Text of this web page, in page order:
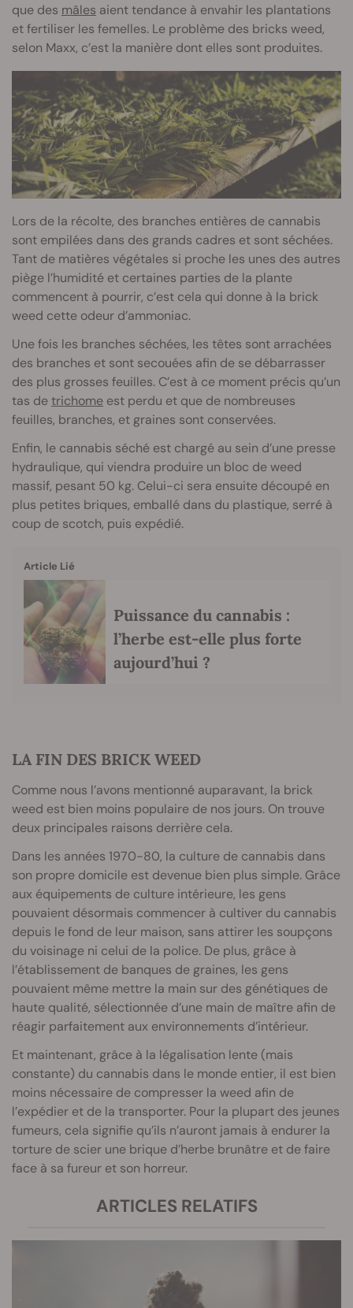
que des mâles aient tendance à envahir les plantations
et fertiliser les femelles. Le problème des bricks weed,
selon Maxx, c’est la manière dont elles sont produites.
Lors de la récolte, des branches entières de cannabis
sont empilées dans des grands cadres et sont séchées.
Tant de matières végétales si proche les unes des autres
piège l’humidité et certaines parties de la plante
commencent à pourrir, c’est cela qui donne à la brick
weed cette odeur d’ammoniac.
Une fois les branches séchées, les têtes sont arrachées
des branches et sont secouées afin de se débarrasser
des plus grosses feuilles. C’est à ce moment précis qu’un
tas detrichome est perdu et que de nombreuses
feuilles, branches, et graines sont conservées.
Enfin, le cannabis séché est chargé au sein d’une presse
hydraulique, qui viendra produire un bloc de weed
massif, pesant 50 kg. Celui-ci sera ensuite découpé en
plus petites briques, emballé dans du plastique, serré à
coup de scotch, puis expédié.
Article Lié
Puissance du cannabis :
l’herbe est-elle plus forte
aujourd’hui ?
LA FIN DES BRICK WEED
Comme nous l’avons mentionné auparavant, la brick
weed est bien moins populaire de nos jours. On trouve
deux principales raisons derrière cela.
Dans les années 1970-80, la culture de cannabis dans
son propre domicile est devenue bien plus simple. Grâce
aux équipements de culture intérieure, les gens
pouvaient désormais commencer à cultiver du cannabis
depuis le fond de leur maison, sans attirer les soupçons
du voisinage ni celui de la police. De plus, grâce à
l’établissement de banques de graines, les gens
pouvaient même mettre la main sur des génétiques de
haute qualité, sélectionnée d’une main de maître afin de
réagir parfaitement aux environnements d’intérieur.
Et maintenant, grâce à la légalisation lente (mais
constante) du cannabis dans le monde entier, il est bien
moins nécessaire de compresser la weed afin de
l’expédier et de la transporter. Pour la plupart des jeunes
fumeurs, cela signifie qu’ils n’auront jamais à endurer la
torture de scier une brique d’herbe brunâtre et de faire
face à sa fureur et son horreur.
ARTICLES RELATIFS